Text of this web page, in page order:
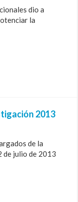
dio a
la
2013
de la
de julio de 2013